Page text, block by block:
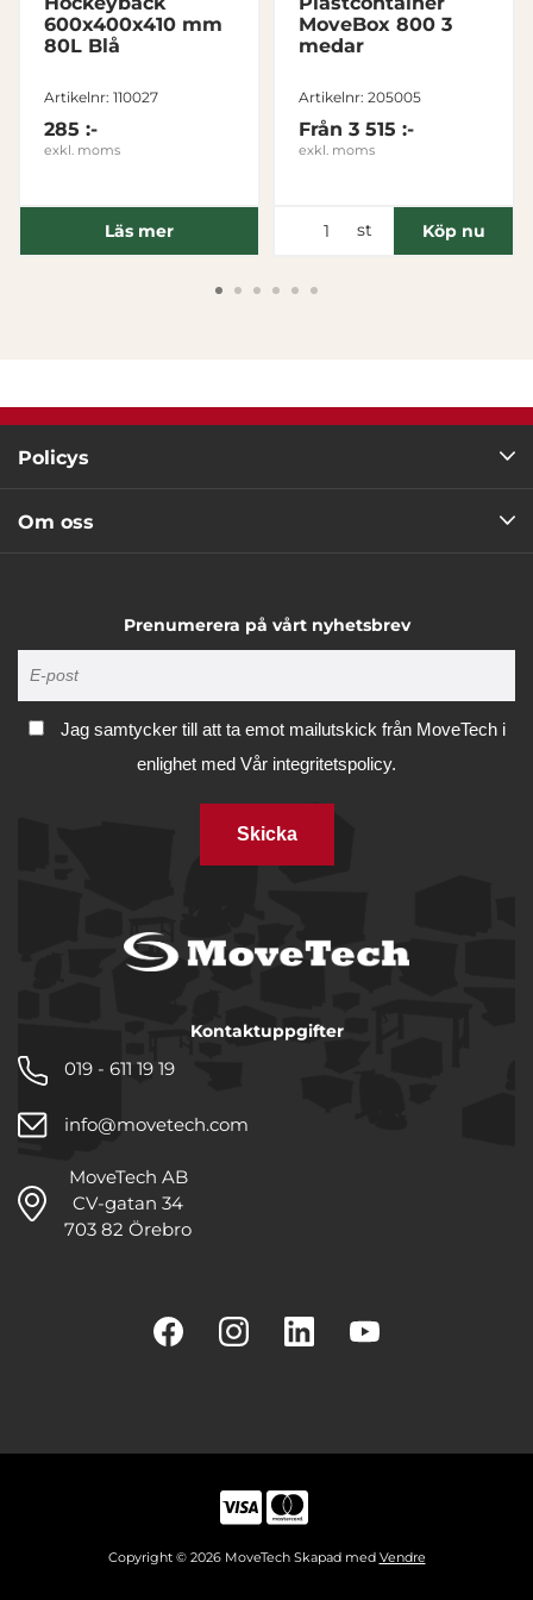
Tillåt alla
Tillåt urval
600x400x410 mm
80L Blå
Artikelnr: 110027
285 :-
exkl. moms
Läs mer
MoveBox 800 3
medar
Artikelnr: 205005
Från 3 515 :-
exkl. moms
st Köp nu
Policys
Om oss
Prenumerera på vårt nyhetsbrev
Jag samtycker till att ta emot mailutskick från MoveTech i
enlighet med Vår integritetspolicy.
Skicka
Kontaktuppgifter
019 - 611 19 19
info@movetech.com
MoveTech AB
CV-gatan 34
703 82 Örebro
Copyright © 2026 MoveTech Skapad med Vendre